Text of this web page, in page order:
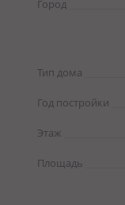
Город
Тип дома
Год постройки
Этаж
Площадь